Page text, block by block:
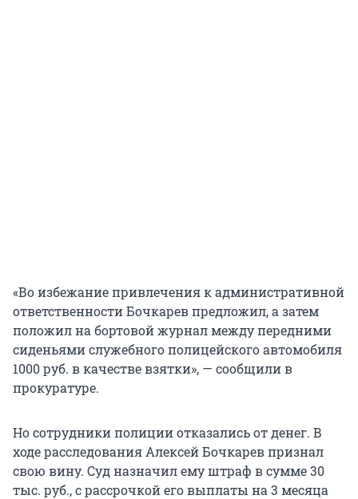
«Во избежание привлечения к административной
ответственности Бочкарев предложил, а затем
положил на бортовой журнал между передними
сиденьями служебного полицейского автомобиля
1000 руб. в качестве взятки», — сообщили в
прокуратуре.
Но сотрудники полиции отказались от денег. В
ходе расследования Алексей Бочкарев признал
свою вину. Суд назначил ему штраф в сумме 30
тыс. руб., с рассрочкой его выплаты на 3 месяца